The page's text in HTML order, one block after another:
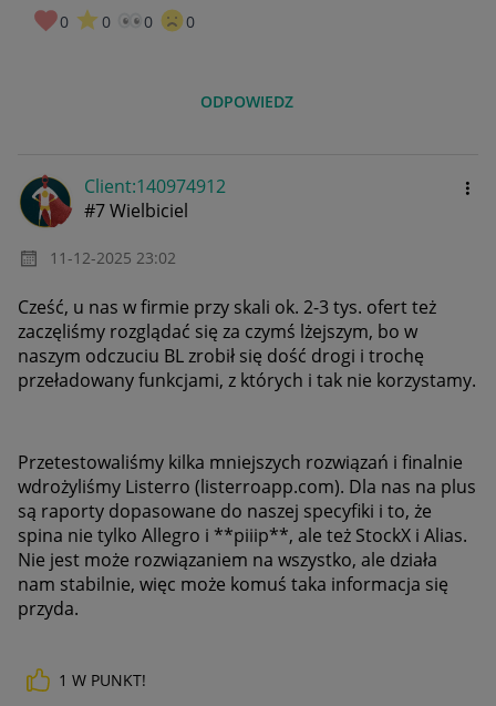
0 0 0 0
ODPOWIEDZ
Client:140974912
#7 Wielbiciel
‎11-12-2025 23:02
Cześć, u nas w firmie przy skali ok. 2-3 tys. ofert też
zaczęliśmy rozglądać się za czymś lżejszym, bo w
naszym odczuciu BL zrobił się dość drogi i trochę
przeładowany funkcjami, z których i tak nie korzystamy.
Przetestowaliśmy kilka mniejszych rozwiązań i finalnie
wdrożyliśmy Listerro (listerroapp.com). Dla nas na plus
są raporty dopasowane do naszej specyfiki i to, że
spina nie tylko Allegro i **piiip**, ale też StockX i Alias.
Nie jest może rozwiązaniem na wszystko, ale działa
nam stabilnie, więc może komuś taka informacja się
przyda.
1 W PUNKT!